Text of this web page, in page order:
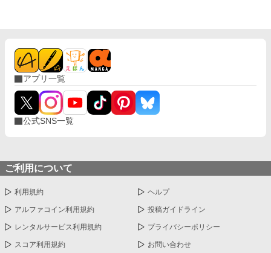
アプリ一覧
公式SNS一覧
ご利用について
利用規約 ヘルプ
アルファコイン利用規約 投稿ガイドライン
レンタルサービス利用規約 プライバシーポリシー
スコア利用規約 お問い合わせ